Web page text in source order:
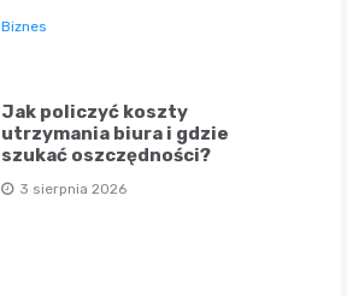
Biznes
Jak policzyć koszty
utrzymania biura i gdzie
szukać oszczędności?
3 sierpnia 2026